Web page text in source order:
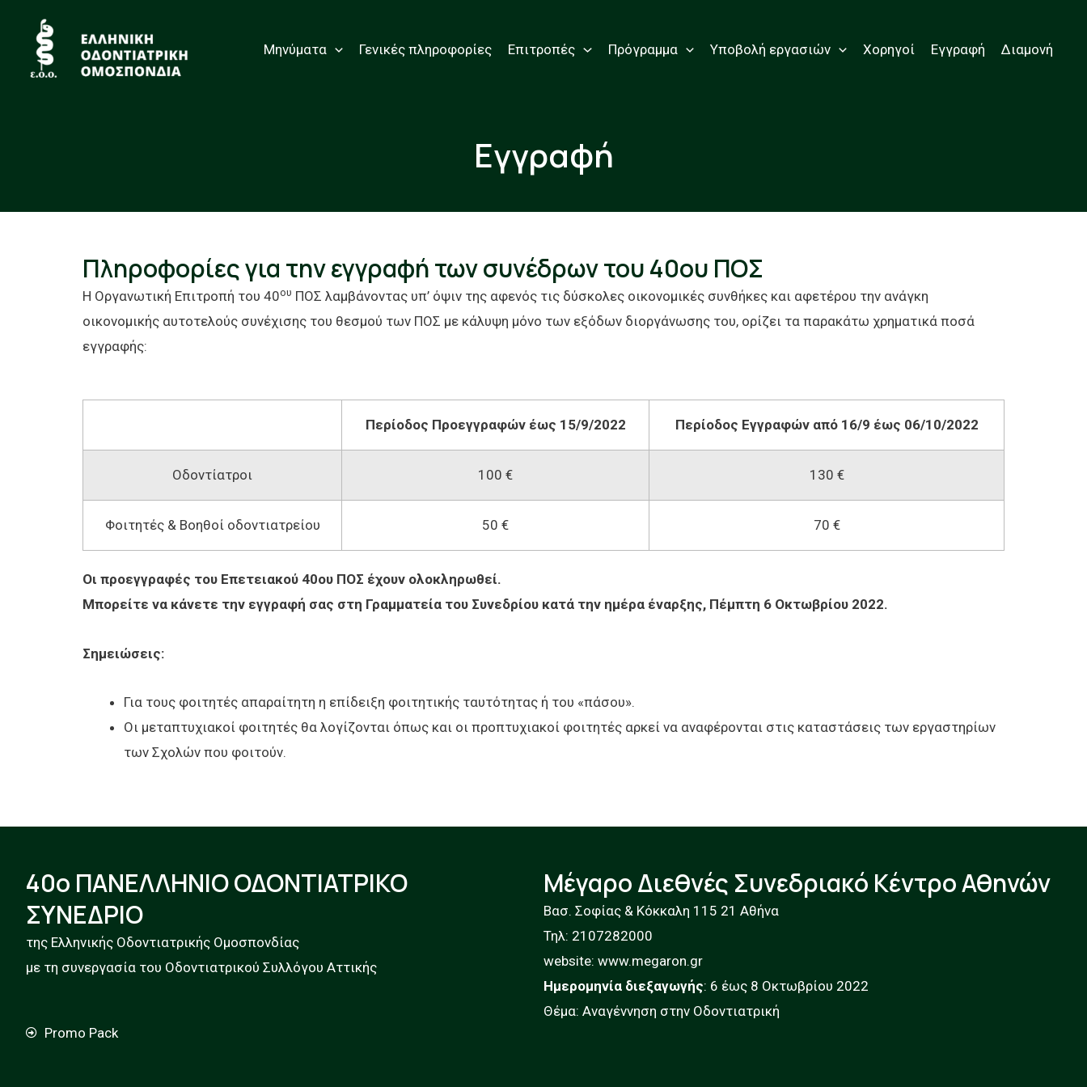
Μηνύματα Γενικές πληροφορίες Επιτροπές Πρόγραμμα Υποβολή εργασιών Χορηγοί Εγγραφή Διαμονή
Εγγραφή
Πληροφορίες για την εγγραφή των συνέδρων του 40ου ΠΟΣ
Η Οργανωτική Επιτροπή του 40ου ΠΟΣ λαμβάνοντας υπ’ όψιν της αφενός τις δύσκολες οικονομικές συνθήκες και αφετέρου την ανάγκη
οικονομικής αυτοτελούς συνέχισης του θεσμού των ΠΟΣ με κάλυψη μόνο των εξόδων διοργάνωσης του, ορίζει τα παρακάτω χρηματικά ποσά
εγγραφής:
Περίοδος Προεγγραφών έως 15/9/2022 Περίοδος Εγγραφών από 16/9 έως 06/10/2022
Οδοντίατροι 100 € 130 €
Φοιτητές & Βοηθοί οδοντιατρείου 50 € 70 €
Οι προεγγραφές του Επετειακού 40ου ΠΟΣ έχουν ολοκληρωθεί.
Μπορείτε να κάνετε την εγγραφή σας στη Γραμματεία του Συνεδρίου κατά την ημέρα έναρξης, Πέμπτη 6 Οκτωβρίου 2022.
Σημειώσεις:
Για τους φοιτητές απαραίτητη η επίδειξη φοιτητικής ταυτότητας ή του «πάσου».
Οι μεταπτυχιακοί φοιτητές θα λογίζονται όπως και οι προπτυχιακοί φοιτητές αρκεί να αναφέρονται στις καταστάσεις των εργαστηρίων
των Σχολών που φοιτούν.
40ο ΠΑΝΕΛΛΗΝΙΟ ΟΔΟΝΤΙΑΤΡΙΚΟ
ΣΥΝΕΔΡΙΟ
της Ελληνικής Οδοντιατρικής Ομοσπονδίας
με τη συνεργασία του Οδοντιατρικού Συλλόγου Αττικής
Promo Pack
Μέγαρο Διεθνές Συνεδριακό Κέντρο Αθηνών
Βασ. Σοφίας & Κόκκαλη 115 21 Αθήνα
Τηλ: 2107282000
website: www.megaron.gr
Ημερομηνία διεξαγωγής: 6 έως 8 Οκτωβρίου 2022
Θέμα: Αναγέννηση στην Οδοντιατρική